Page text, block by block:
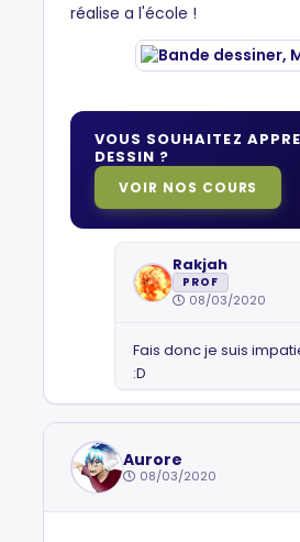
réalise a l'école !
VOUS SOUHAITEZ
DESSIN ?
VOIR NOS COURS
Rakjah
PROF
08/03/2020
Fais donc je suis
:D
Aurore
08/03/2020